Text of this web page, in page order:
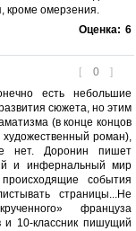
кроме омерзения.
Оценка: 6
[ 0 ]
есть небольшие
сюжета, но этим
(в конце концов
роман),
нет. Доронин пишет
и инфернальный мир
события
страницы...Не
француза
10-классник пишущий